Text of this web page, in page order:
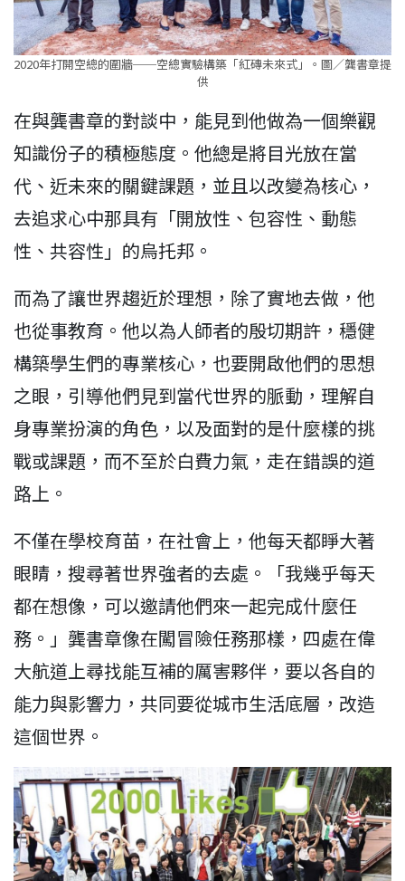
2020年打開空總的圍牆──空總實驗構築「紅磚未來式」。圖／龔書章提
供
在與龔書章的對談中，能見到他做為一個樂觀
知識份子的積極態度。他總是將目光放在當
代、近未來的關鍵課題，並且以改變為核心，
去追求心中那具有「開放性、包容性、動態
性、共容性」的烏托邦。
而為了讓世界趨近於理想，除了實地去做，他
也從事教育。他以為人師者的殷切期許，穩健
構築學生們的專業核心，也要開啟他們的思想
之眼，引導他們見到當代世界的脈動，理解自
身專業扮演的角色，以及面對的是什麼樣的挑
戰或課題，而不至於白費力氣，走在錯誤的道
路上。
不僅在學校育苗，在社會上，他每天都睜大著
眼睛，搜尋著世界強者的去處。「我幾乎每天
都在想像，可以邀請他們來一起完成什麼任
務。」龔書章像在闖冒險任務那樣，四處在偉
大航道上尋找能互補的厲害夥伴，要以各自的
能力與影響力，共同要從城市生活底層，改造
這個世界。